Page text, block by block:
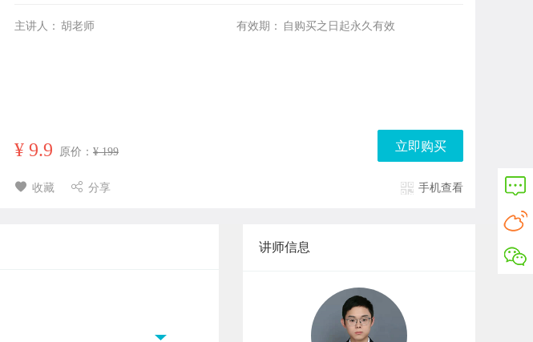
主讲人： 胡老师 有效期： 自购买之日起永久有效
¥ 9.9 原价： ¥ 199 立即购买
收藏 分享 手机查看
讲师信息